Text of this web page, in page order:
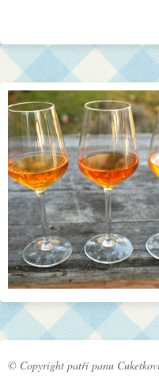
© Copyright patří panu